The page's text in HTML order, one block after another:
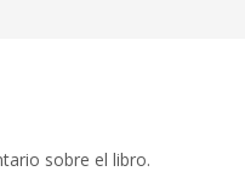
sobre el libro.